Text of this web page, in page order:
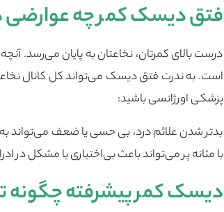
فتق دیسک کمر چه عوارضی
درست بالای کمرتان، نخاعتان به پایان می‌رسد.
است. به ندرت فتق دیسک می‌تواند کل کانال
پزشکی اورژانسی باشید:
بدتر شدن علائم درد، بی حسی یا ضعف می‌تواند به
با مثانه پر می‌تواند باعث بی‌اختیاری یا مشکل در
دیسک کمر پیشرفته